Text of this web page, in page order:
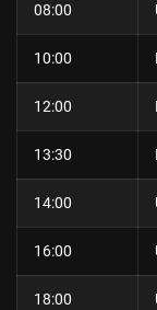
08:00
10:00
12:00
13:30
14:00
16:00
18:00